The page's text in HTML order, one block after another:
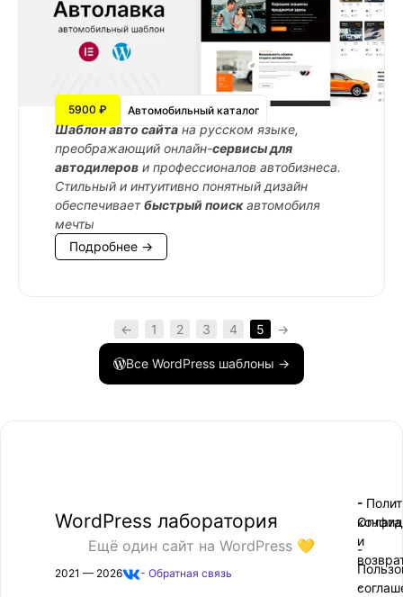
5900 ₽ Автомобильный каталог
Шаблон авто сайта на русском языке,
преображающий онлайн-сервисы для
автодилеров и профессионалов автобизнеса.
Стильный и интуитивно понятный дизайн
обеспечиваетбыстрый поискавтомобиля
мечты
Подробнее →
← 1 2 3 4 5 →
Все WordPress шаблоны →
WordPress лаборатория
Ещё один сайт на WordPress 💛
2021 — 2026 - Обратная связь
-
-
-
Оплата
и
-